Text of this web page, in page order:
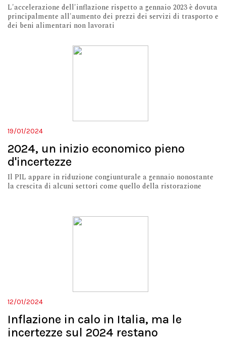
L'accelerazione dell'inflazione rispetto a gennaio 2023 è dovuta
principalmente all'aumento dei prezzi dei servizi di trasporto e
dei beni alimentari non lavorati
19/01/2024
2024, un inizio economico pieno
d'incertezze
Il PIL appare in riduzione congiunturale a gennaio nonostante
la crescita di alcuni settori come quello della ristorazione
12/01/2024
Inflazione in calo in Italia, ma le
incertezze sul 2024 restano